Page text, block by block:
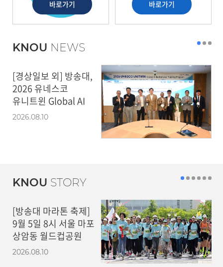
바로가기 바로가기
KNOU NEWS
[경상일보 외] 방송대,
2026 유네스코
유니트윈 Global AI
초청 연수 성료
2026.08.10
KNOU STORY
[방송대 마라톤 축제]
9월 5일 8시 서울 마포
상암동 월드컵공원
평화광장에서
2026.08.10